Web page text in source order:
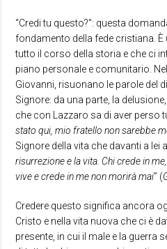
“Credi tu questo?”: questa
fondamento della fede cristiana.
tutto il corso della storia e che ci
piano personale e comunitario.
Giovanni, risuonano le parole del
Signore: da una parte, la
che con Lazzaro sa di aver perso
stato qui, mio fratello non sarebbe
Signore della vita che davanti a lei
risurrezione e la vita. Chi crede in
vive e crede in me non morirà mai” (
Credere questo significa ancora
Cristo e nella vita nuova che ci è
presente, in cui il male e la guerra